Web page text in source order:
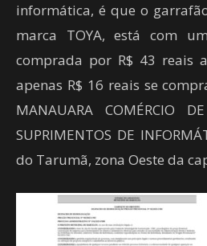
informática, é que o
marca TOYA, está com
comprada por R$ 43 reais
apenas R$ 16 reais se
MANAUARA COMÉRCIO
SUPRIMENTOS DE
do Tarumã, zona Oeste da